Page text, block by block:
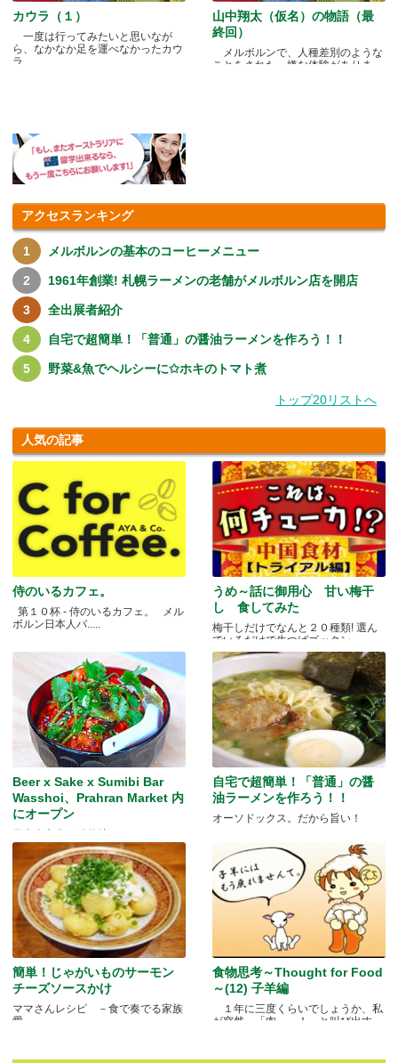
カウラ（１）
一度は行ってみたいと思いなが
ら、なかなか足を運べなかったカウ
ラ.....
山中翔太（仮名）の物語（最
終回）
メルボルンで、人種差別のような
ことをされた、嫌な体験がありま
アクセスランキング
メルボルンの基本のコーヒーメニュー
1961年創業! 札幌ラーメンの老舗がメルボルン店を開店
全出展者紹介
自宅で超簡単！「普通」の醤油ラーメンを作ろう！！
野菜&魚でヘルシーに✩ホキのトマト煮
トップ20リストへ
人気の記事
侍のいるカフェ。
第１０杯 - 侍のいるカフェ。 メル
ボルン日本人バ.....
うめ～話に御用心 甘い梅干
し 食してみた
梅干しだけでなんと２０種類! 選ん
でいるだけで生つばゴックン。 .....
Beer x Sake x Sumibi Bar
Wasshoi、Prahran Market 内
にオープン
日本食文化の発信地
自宅で超簡単！「普通」の醤
油ラーメンを作ろう！！
オーソドックス。だから旨い！
簡単！じゃがいものサーモン
チーズソースかけ
ママさんレシピ －食で奏でる家族
愛－
食物思考～Thought for Food
～(12) 子羊編
１年に三度くらいでしょうか、私
が突然、「肉～っ！」と叫び出す